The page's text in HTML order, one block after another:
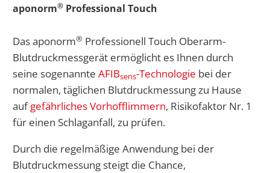
aponorm® Professional Touch
Das aponorm® Professionell Touch Oberarm-
Blutdruckmessgerät ermöglicht es Ihnen durch
seine sogenannte AFIBsens-Technologie bei der
normalen, täglichen Blutdruckmessung zu Hause
aufgefährliches Vorhofflimmern, Risikofaktor Nr. 1
für einen Schlaganfall, zu prüfen.
Durch die regelmäßige Anwendung bei der
Blutdruckmessung steigt die Chance,